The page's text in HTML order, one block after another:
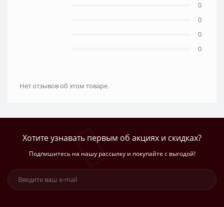
0
0
0
0
Нет отзывов об этом товаре.
Хотите узнавать первым об акциях и скидках?
Подпишитесь на нашу рассылку и покупайте с выгодой!